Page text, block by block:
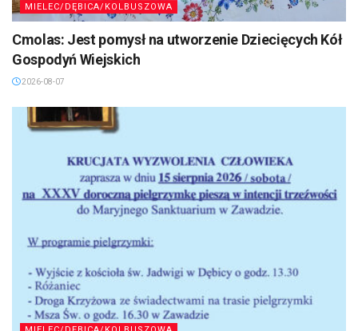
MIELEC/DĘBICA/KOLBUSZOWA
Cmolas: Jest pomysł na utworzenie Dziecięcych Kół
Gospodyń Wiejskich
2026-08-07